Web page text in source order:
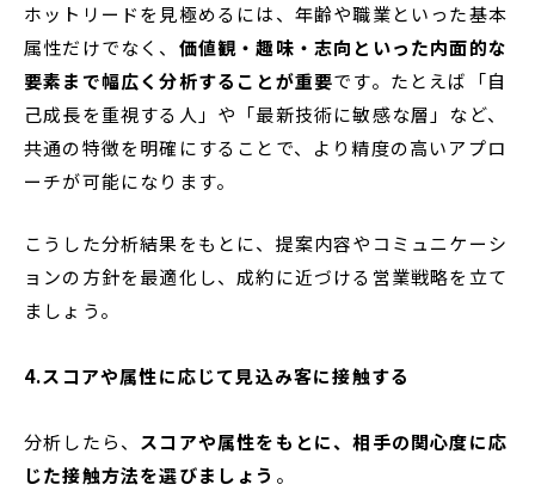
ホットリードを見極めるには、年齢や職業といった基本
属性だけでなく、 価値観・趣味・志向といった内面的な
要素まで幅広く分析することが重要です。たとえば「自
己成長を重視する人」や「最新技術に敏感な層」など、
共通の特徴を明確にすることで、より精度の高いアプロ
ーチが可能になります。
こうした分析結果をもとに、提案内容やコミュニケーシ
ョンの方針を最適化し、成約に近づける営業戦略を立て
ましょう。
4.スコアや属性に応じて見込み客に接触する
分析したら、 スコアや属性をもとに、相手の関心度に応
じた接触方法を選びましょう 。